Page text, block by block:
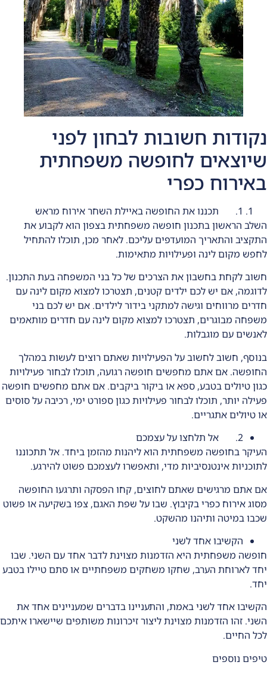
נקודות חשובות לבחון לפני
שיוצאים לחופשה משפחתית
באירוח כפרי
1. תכננו את החופשה באיילת השחר אירוח מראש
השלב הראשון בתכנון חופשה משפחתית בצפון הוא לקבוע את
התקציב והתאריך המועדפים עליכם. לאחר מכן, תוכלו להתחיל
לחפש מקום לינה ופעילויות מתאימות.
חשוב לקחת בחשבון את הצרכים של כל בני המשפחה בעת התכנון.
לדוגמה, אם יש לכם ילדים קטנים, תצטרכו למצוא מקום לינה עם
חדרים מרווחים וגישה למתקני בידור לילדים. אם יש לכם בני
משפחה מבוגרים, תצטרכו למצוא מקום לינה עם חדרים מותאמים
לאנשים עם מוגבלות.
בנוסף, חשוב לחשוב על הפעילויות שאתם רוצים לעשות במהלך
החופשה. אם אתם מחפשים חופשה רגועה, תוכלו לבחור פעילויות
כגון טיולים בטבע, ספא או ביקור ביקבים. אם אתם מחפשים חופשה
פעילה יותר, תוכלו לבחור פעילויות כגון ספורט ימי, רכיבה על סוסים
או טיולים אתגריים.
2. אל תלחצו על עצמכם
העיקר בחופשה משפחתית הוא ליהנות מהזמן ביחד. אל תתכוננו
לתוכניות אינטנסיביות מדי, ותאפשרו לעצמכם פשוט להירגע.
אם אתם מרגישים שאתם לחוצים, קחו הפסקה ותרגעו החופשה
מסוגאירוח כפרי בקיבוץ. שבו על שפת האגם, צפו בשקיעה או פשוט
שכבו במיטה ותיהנו מהשקט.
הקשיבו אחד לשני
חופשה משפחתית היא הזדמנות מצוינת לדבר אחד עם השני. שבו
יחד לארוחת הערב, שחקו משחקים משפחתיים או סתם טיילו בטבע
יחד.
הקשיבו אחד לשני באמת, והתעניינו בדברים שמעניינים אחד את
השני. זהו הזדמנות מצוינת ליצור זיכרונות משותפים שיישארו איתכם
לכל החיים.
טיפים נוספים